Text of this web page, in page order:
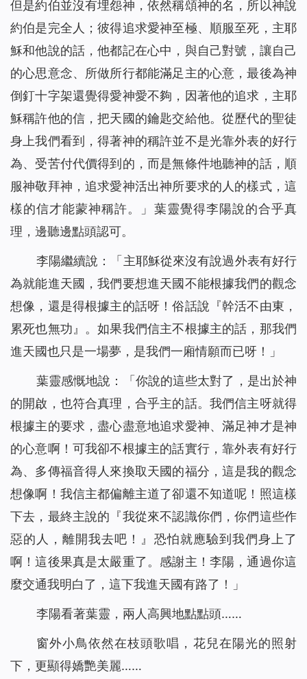
但是約伯並沒有埋怨神，依然稱頌神的名，所以神說
約伯是完全人；彼得追求愛神至極、順服至死，主耶
穌和他說的話，他都記在心中，與自己對號，讓自己
的心思意念、所做所行都能滿足主的心意，最後為神
倒釘十字架還覺得愛神愛不夠，因著他的追求，主耶
穌稱許他的信，把天國的鑰匙交給他。從歷代的聖徒
身上我們看到，得著神的稱許並不是光靠外表的好行
為、受苦付代價得到的，而是無條件地聽神的話，順
服神敬拜神，追求愛神活出神所要求的人的樣式，這
樣的信才能蒙神稱許。」葉靈覺得李陽說的合乎真
理，邊聽邊點頭認可。
李陽繼續說：「主耶穌從來沒有說過外表有好行
為就能進天國，我們要想進天國不能根據我們的觀念
想像，還是得根據主的話呀！俗話說『幹活不由東，
累死也無功』。如果我們信主不根據主的話，那我們
進天國也只是一場夢，是我們一廂情願而已呀！」
葉靈感慨地說：「你說的這些太對了，是出於神
的開啟，也符合真理，合乎主的話。我們信主呀就得
根據主的要求，盡心盡意地追求愛神、滿足神才是神
的心意啊！可我卻不根據主的話實行，靠外表有好行
為、多傳福音得人來換取天國的福分，這是我的觀念
想像啊！我信主都偏離主道了卻還不知道呢！照這樣
下去，最終主說的『我從來不認識你們，你們這些作
惡的人，離開我去吧！
』恐怕就應驗到我們身上了
啊！這後果真是太嚴重了。感謝主！李陽，通過你這
麼交通我明白了，這下我進天國有路了！」
李陽看著葉靈，兩人高興地點點頭……
窗外小鳥依然在枝頭歌唱，花兒在陽光的照射
下，更顯得嬌艷美麗……